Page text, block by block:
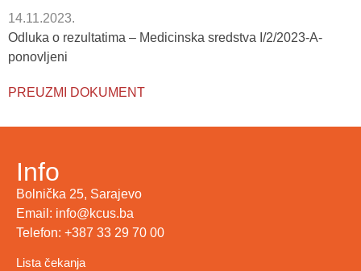
14.11.2023.
Odluka o rezultatima – Medicinska sredstva I/2/2023-A-
ponovljeni
PREUZMI DOKUMENT
Info
Bolnička 25, Sarajevo
Email: info@kcus.ba
Telefon: +387 33 29 70 00
Lista čekanja